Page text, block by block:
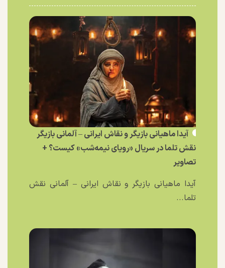
آیدا ماهیانی بازیگر و نقاش ایرانی – آلمانی بازیگر
نقش تلما در سریال «رویای نیمه‌شب» کیست؟ +
تصاویر
آیدا ماهیانی بازیگر و نقاش ایرانی – آلمانی نقش
تلما...